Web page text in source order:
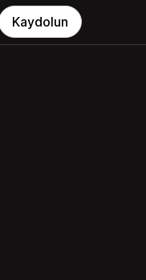
Kaydolun